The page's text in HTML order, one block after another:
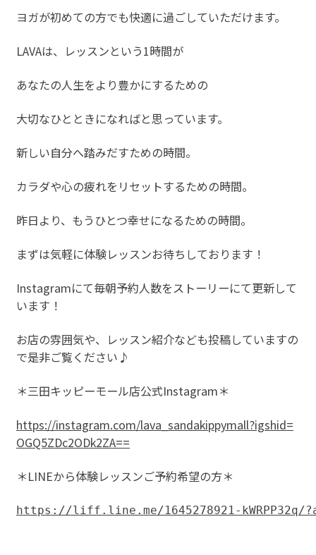
ヨガが初めての方でも快適に過ごしていただけます。
LAVAは、レッスンという1時間が
あなたの人生をより豊かにするための
大切なひとときになればと思っています。
新しい自分へ踏みだすための時間。
カラダや心の疲れをリセットするための時間。
昨日より、もうひとつ幸せになるための時間。
まずは気軽に体験レッスンお待ちしております！
Instagramにて毎朝予約人数をストーリーにて更新して
います！
お店の雰囲気や、レッスン紹介なども投稿していますの
で是非ご覧ください♪
＊三田キッピーモール店公式Instagram＊
https://instagram.com/lava_sandakippymall?igshid=
OGQ5ZDc2ODk2ZA==
＊LINEから体験レッスンご予約希望の方＊
https://liff.line.me/1645278921-kWRPP32q/